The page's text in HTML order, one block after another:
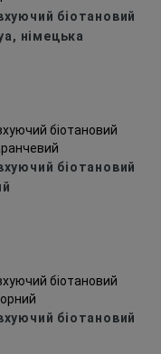
біотановий
німецька
біотановий
біотановий